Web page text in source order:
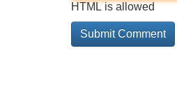
HTML is allowed